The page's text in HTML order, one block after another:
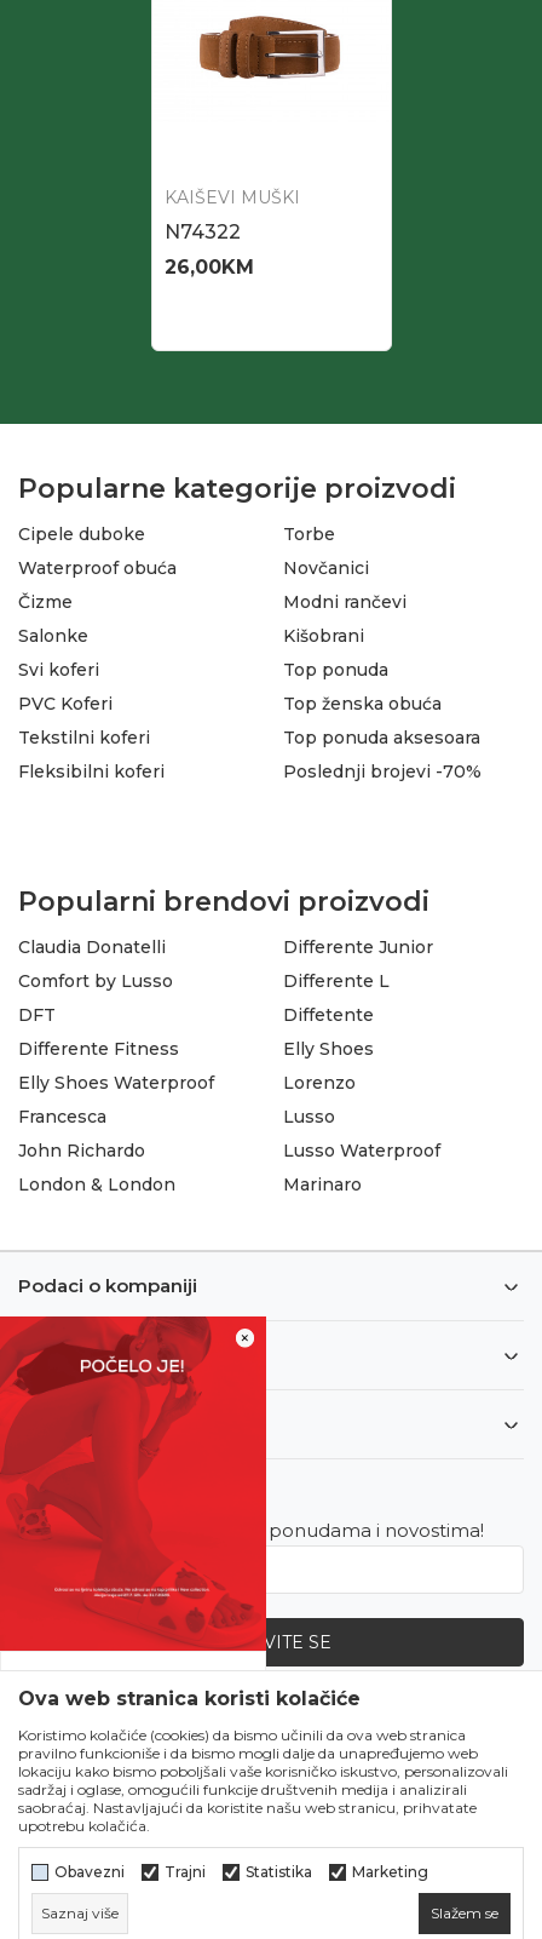
×
SVE UPOLA CIJENE!
Čekanju je kraj!
Počela je omiljena
ljetna akcija u Obući
Metro!
SVE IZ LJETNE
KOLEKCIJE UPOLA
CIJENE!
Naruči sada!
KAIŠEVI MUŠKI
N74322
26,00KM
Popularne kategorije proizvodi
Cipele duboke
Waterproof obuća
Čizme
Salonke
Torbe
Novčanici
Modni rančevi
Kišobrani
Svi koferi
PVC Koferi
Tekstilni koferi
Fleksibilni koferi
Top ponuda
Top ženska obuća
Top ponuda aksesoara
Poslednji brojevi -70%
Popularni brendovi proizvodi
Claudia Donatelli
Comfort by Lusso
DFT
Differente Fitness
Differente Junior
Differente L
Diffetente
Elly Shoes
Elly Shoes Waterproof
Francesca
John Richardo
London & London
Lorenzo
Lusso
Lusso Waterproof
Marinaro
Podaci o kompaniji
Informacije
Korisnički servis
Newsletter
Budite u toku sa najnovijim ponudama i novostima!
PRIJAVITE SE
Zapratite nas
Ova web stranica koristi kolačiće
Koristimo kolačiće (cookies) da bismo učinili da ova web stranica
pravilno funkcioniše i da bismo mogli dalje da unapređujemo web
lokaciju kako bismo poboljšali vaše korisničko iskustvo, personalizovali
sadržaj i oglase, omogućili funkcije društvenih medija i analizirali
saobraćaj. Nastavljajući da koristite našu web stranicu, prihvatate
upotrebu kolačića.
Obavezni Trajni Statistika Marketing
Saznaj više Slažem se